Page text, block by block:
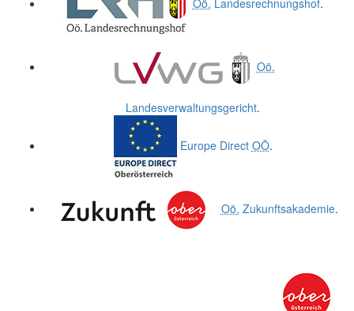
Oö.
Landesverwaltungsgericht.
Europe Direct OÖ.
Oö. Zukunftsakademie.